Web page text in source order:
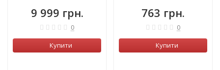
9 999 грн.
0
Купити
763 грн.
0
Купити